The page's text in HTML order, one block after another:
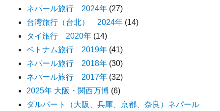
ネパール旅行 2024年 (27)
台湾旅行（台北） 2024年 (14)
タイ旅行 2020年 (14)
ベトナム旅行 2019年 (41)
ネパール旅行 2018年 (30)
ネパール旅行 2017年 (32)
2025年 大阪・関西万博 (6)
ダルバート（大阪、兵庫、京都、奈良）ネパール